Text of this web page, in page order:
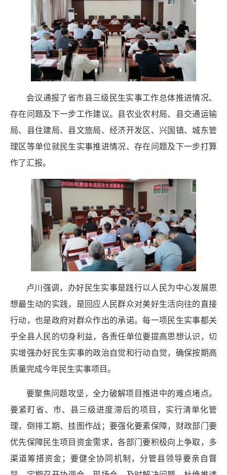
会议通报了省市县三级民生实事工作总体推进情况、
存在问题及下一步工作建议。县农业农村局、县交通运输
局、县住建局、县文旅局、经济开发区、兴国镇、城东管
理区等单位就民生实事推进情况、存在问题及下一步打算
作了汇报。
卢川强调，办好民生实事是践行以人民为中心发展思
想最生动的实践，是回应人民群众对美好生活向往的直接
行动，也是政府对群众作出的承诺。每一项民生实事都关
乎全县人民的切身利益，各责任单位要提高思想认识，切
实增强办好民生实事的政治自觉和行动自觉，确保按期高
质量完成今年民生实事项目。
要聚焦问题攻坚，全力破解项目推进中的难点堵点。
要紧盯省、市、县三级进度滞后的项目，实行清单化管
理，倒排工期、挂图作战；要强化要素保障，财政部门要
优先保障民生项目资金需求，各部门要积极向上争取，多
渠道筹措资金；要健全协同机制，分管县领导要亲自督